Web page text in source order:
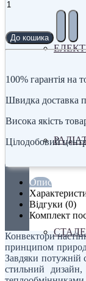
До кошика
100% гарантія на
Швидка доставка
Висока якість
Цілодобовий
Опис
Відгуки (0)
Комплект
Конвектори
принципом
Завдяки потужній
стильний